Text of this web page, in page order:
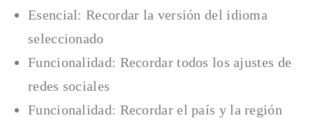
Esencial: Recordar la versión del idioma
seleccionado
Funcionalidad: Recordar todos los ajustes de
redes sociales
Funcionalidad: Recordar el país y la región